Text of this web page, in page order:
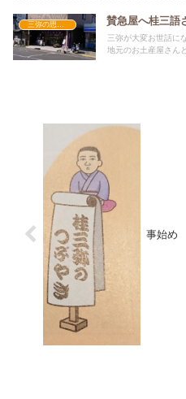
賛急屋へ桂三語
三弥が大変お世話に
地元のお土産屋さん
事始め